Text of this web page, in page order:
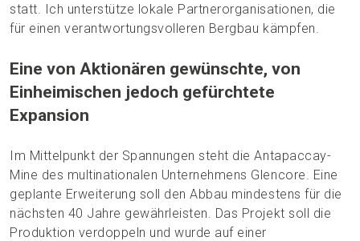
statt. Ich unterstütze lokale Partnerorganisationen, die
für einen verantwortungsvolleren Bergbau kämpfen.
Eine von Aktionären gewünschte, von
Einheimischen jedoch gefürchtete
Expansion
Im Mittelpunkt der Spannungen steht die Antapaccay-
Mine des multinationalen Unternehmens Glencore. Eine
geplante Erweiterung soll den Abbau mindestens für die
nächsten 40 Jahre gewährleisten. Das Projekt soll die
Produktion verdoppeln und wurde auf einer